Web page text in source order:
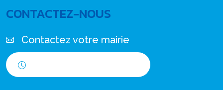
CONTACTEZ-NOUS
Contactez votre mairie